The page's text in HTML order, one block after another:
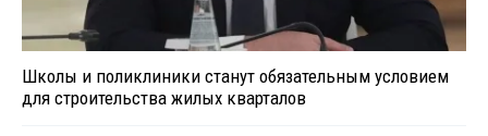
Школы и поликлиники станут обязательным условием
для строительства жилых кварталов